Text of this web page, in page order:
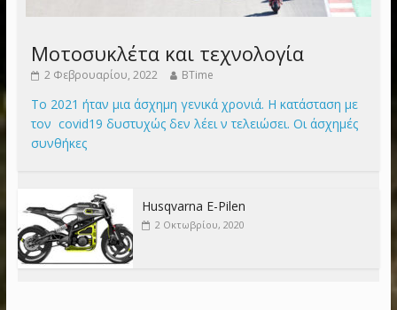
Μοτοσυκλέτα και τεχνολογία
2 Φεβρουαρίου, 2022 BTime
Το 2021 ήταν μια άσχημη γενικά χρονιά. Η κατάσταση με
τον covid19 δυστυχώς δεν λέει ν τελειώσει. Οι άσχημές
συνθήκες
Husqvarna E-Pilen
2 Οκτωβρίου, 2020